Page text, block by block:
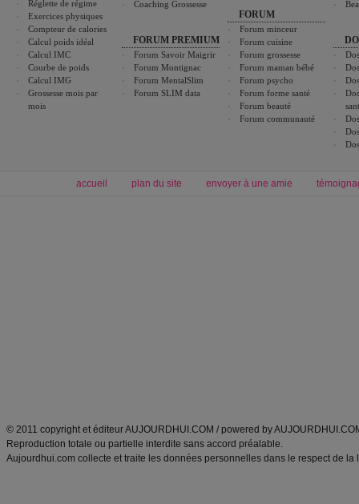
Réglette de régime
Exercices physiques
Compteur de calories
Calcul poids idéal
Calcul IMC
Courbe de poids
Calcul IMG
Grossesse mois par
mois
Coaching Grossesse
FORUM PREMIUM
Forum Savoir Maigrir
Forum Montignac
Forum MentalSlim
Forum SLIM data
FORUM
Forum minceur
Forum cuisine
Forum grossesse
Forum maman bébé
Forum psycho
Forum forme santé
Forum beauté
Forum communauté
accueil plan du site envoyer à une amie
© 2011 copyright et éditeur AUJOURDHUI.COM / powered by
Reproduction totale ou partielle interdite sans accord préalable.
Aujourdhui.com collecte et traite les données personnelles dans le respect de